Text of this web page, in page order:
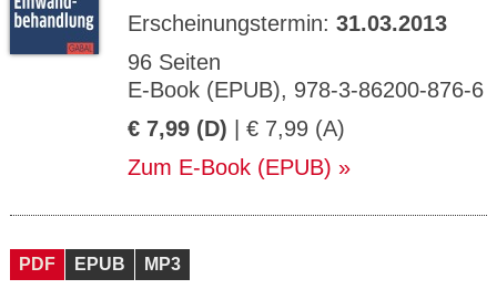
Erscheinungstermin: 31.03.2013
96 Seiten
E-Book (EPUB), 978-3-86200-876-6
€ 7,99 (D) | € 7,99 (A)
Zum E-Book (EPUB)
PDF EPUB MP3